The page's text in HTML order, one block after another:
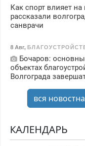
Как спорт влияет на
рассказали
санврачи
8 Авг,
Бочаров:
объектах
Волгограда
вся
КАЛЕНДАРЬ